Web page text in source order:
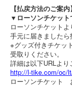
【払戻方法のご案内
▼ローソンチケット
ローソンチケット
手元に届きましたら
※グッズ付きチケッ
受取りください。
詳細は以下URLより
http://l-tike.com/oc/
ローソンチケット